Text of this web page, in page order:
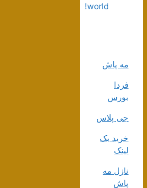
world!
مه پاش
فردا
بورس
جی پلاس
خرید بک
لینک
نازل مه
پاش